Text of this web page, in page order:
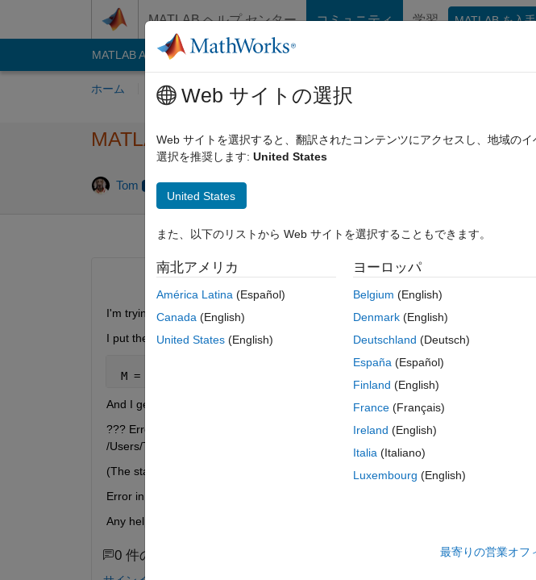
MATLAB ヘルプ センター コミュニティ 学習 MATLAB を入
MATLAB Answers File Exchange
ホーム 質問する 回答 閲覧 MATLAB に関する FAQ
MATLAB can't find my file
Tom 2012 12 月 12
I'm trying to read in an excel spreadsheet and I can't get it to do it.
I put the spreadsheet in the MATLAB home directory, then I put this: -
M = xlsread(
And I get the error message: -
??? Error using ==> xlsread at 214 XLSREAD unable to open file
/Users/Tom**********/Documents/MATLAB/Psych_anon_mine.xlsx not found.
(The stars are just my last name)
Error in ==> Ass_2_data_A at 3 M = xlsread('Psych_anon_mine.xlsx');
Any help would be greatly appreciated
0 件のコメント
Web サイトの選択
Web サイトを選択すると、翻訳されたコンテンツにアクセスし、地域の
選択を推奨します: United States
United States
また、以下のリストから Web サイトを選択することもできます。
南北アメリカ
América Latina (Español)
Canada (English)
United States (English)
ヨーロッパ
Belgium (English)
Denmark (English)
Deutschland (Deutsch)
España (Español)
Finland (English)
France (Français)
Ireland (English)
Italia (Italiano)
Luxembourg (English)
最寄りの営業オフ